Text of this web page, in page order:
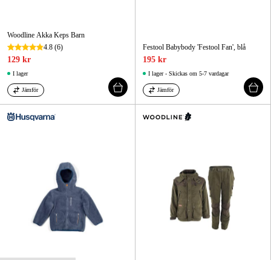
Woodline Akka Keps Barn
4.8 (6)
129 kr
I lager
Jämför
Festool Babybody 'Festool Fan', blå
195 kr
I lager - Skickas om 5-7 vardagar
Jämför